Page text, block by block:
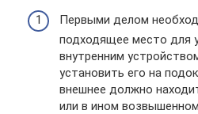
Первыми делом
подходящее место для
внутренним
установить его на
внешнее должно
или в ином